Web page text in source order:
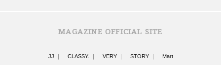
MAGAZINE OFFICIAL SITE
JJ CLASSY. VERY STORY Mart